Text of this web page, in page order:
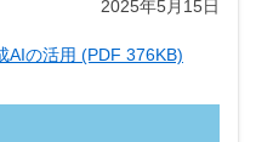
2025年5月15日
AIの活用 (PDF 376KB)